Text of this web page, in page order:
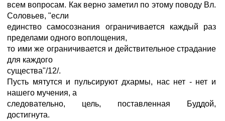
всем вопросам. Как верно заметил по этому поводу Вл.
Соловьев, "если
единство самосознания ограничивается каждый раз
пределами одного воплощения,
то ими же ограничивается и действительное страдание
для каждого
существа"/12/.
Пусть мятутся и пульсируют дхармы, нас нет - нет и
нашего мучения, а
следовательно, цель, поставленная Буддой,
достигнута.